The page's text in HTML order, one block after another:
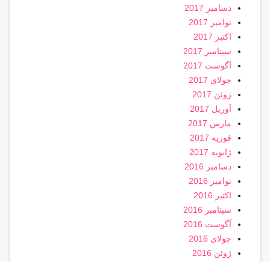
دسامبر 2017
نوامبر 2017
اکتبر 2017
سپتامبر 2017
آگوست 2017
جولای 2017
ژوئن 2017
آوریل 2017
مارس 2017
فوریه 2017
ژانویه 2017
دسامبر 2016
نوامبر 2016
اکتبر 2016
سپتامبر 2016
آگوست 2016
جولای 2016
ژوئن 2016